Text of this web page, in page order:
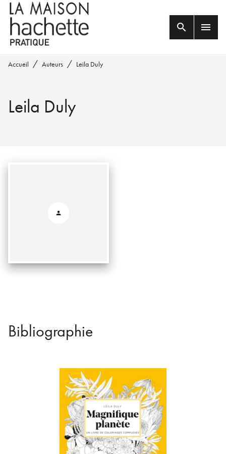
MENU RECHERCHE
PIED DE PAGE
search menu
Accueil / Auteurs / Leila Duly
Leila Duly
Bibliographie